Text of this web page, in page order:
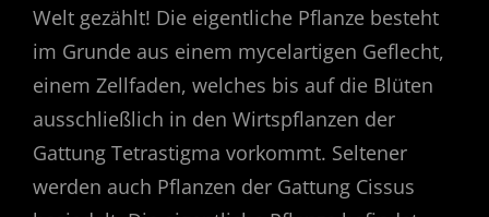
Welt gezählt! Die eigentliche Pflanze besteht
im Grunde aus einem mycelartigen Geflecht,
einem Zellfaden, welches bis auf die Blüten
ausschließlich in den Wirtspflanzen der
Gattung Tetrastigma vorkommt. Seltener
werden auch Pflanzen der Gattung Cissus